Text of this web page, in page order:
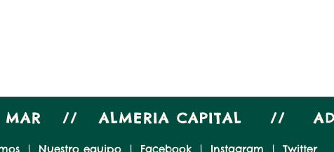
MAR // ALMERIA CAPITAL //
| Nuestro equipo | Facebook | Instagram |Twitter